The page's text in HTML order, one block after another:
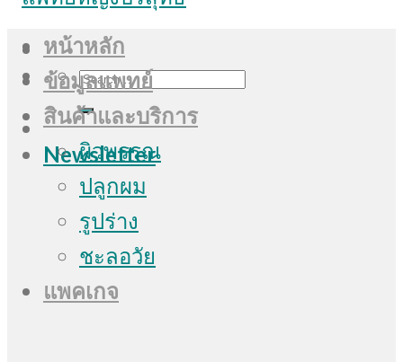
Search
for:
Newsletter
หน้าหลัก
ข้อมูลแพทย์
สินค้าและบริการ
ผิวพรรณ
ปลูกผม
รูปร่าง
ชะลอวัย
แพคเกจ